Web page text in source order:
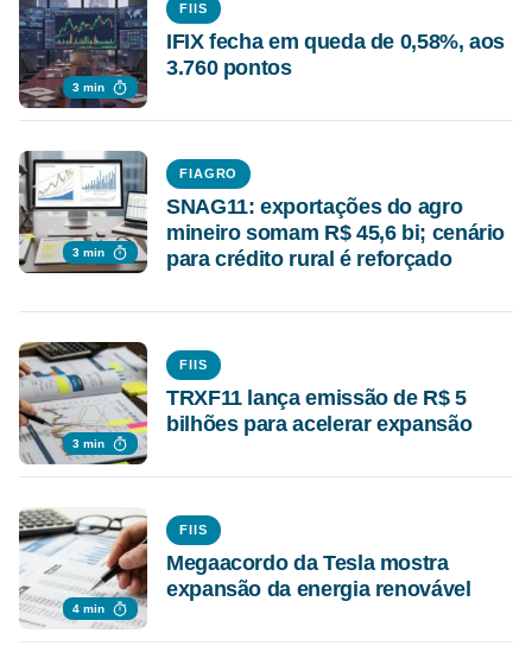
3 min
FIIS
IFIX fecha em queda de 0,58%, aos
3.760 pontos
3 min
FIAGRO
SNAG11: exportações do agro
mineiro somam R$ 45,6 bi; cenário
para crédito rural é reforçado
3 min
FIIS
TRXF11 lança emissão de R$ 5
bilhões para acelerar expansão
4 min
FIIS
Megaacordo da Tesla mostra
expansão da energia renovável